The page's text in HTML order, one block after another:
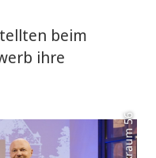
beim
ihre